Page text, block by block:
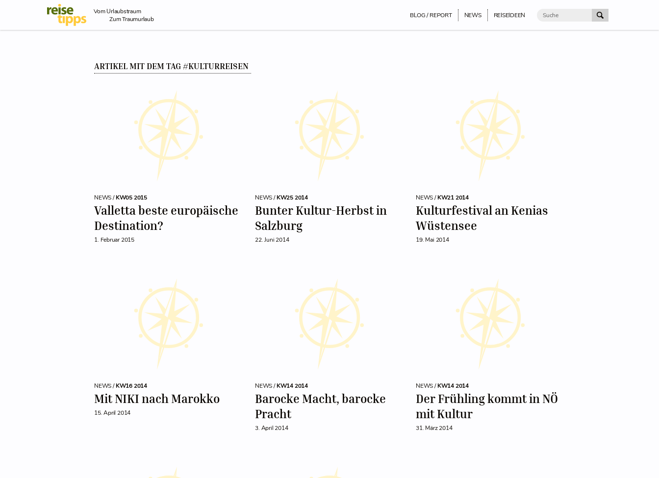
Skip to Content
Vom Urlaubstraum
Zum Traumurlaub
BLOG / REPORT NEWS REISEIDEEN
ARTIKEL MIT DEM TAG #KULTURREISEN
NEWS /KW05 2015
Valletta beste europäische
Destination?
1. Februar 2015
NEWS /KW25 2014
Bunter Kultur-Herbst in
Salzburg
22. Juni 2014
NEWS /KW21 2014
Kulturfestival an Kenias
Wüstensee
19. Mai 2014
NEWS /KW16 2014
Mit NIKI nach Marokko
15. April 2014
NEWS /KW14 2014
Barocke Macht, barocke
Pracht
3. April 2014
NEWS /KW14 2014
Der Frühling kommt in NÖ
mit Kultur
31. März 2014